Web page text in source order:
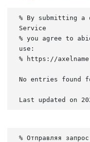
% By submitting a
Service
% you agree to
use:
% https://
No entries found
Last updated on
% Отправляя